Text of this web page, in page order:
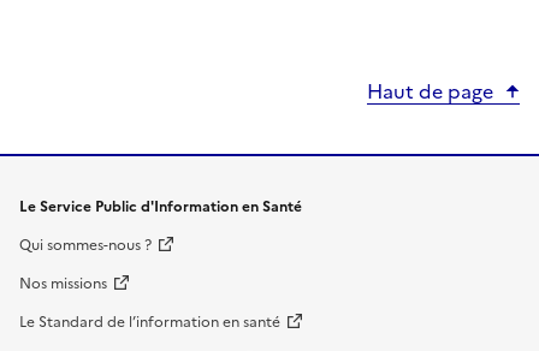
Haut de page
Le Service Public d'Information en Santé
Qui sommes-nous ?
Nos missions
Le Standard de l’information en santé